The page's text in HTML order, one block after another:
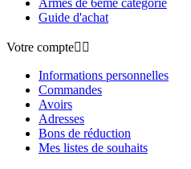
Guide d'achat
Votre compte 
Informations personnelles
Commandes
Avoirs
Adresses
Bons de réduction
Mes listes de souhaits